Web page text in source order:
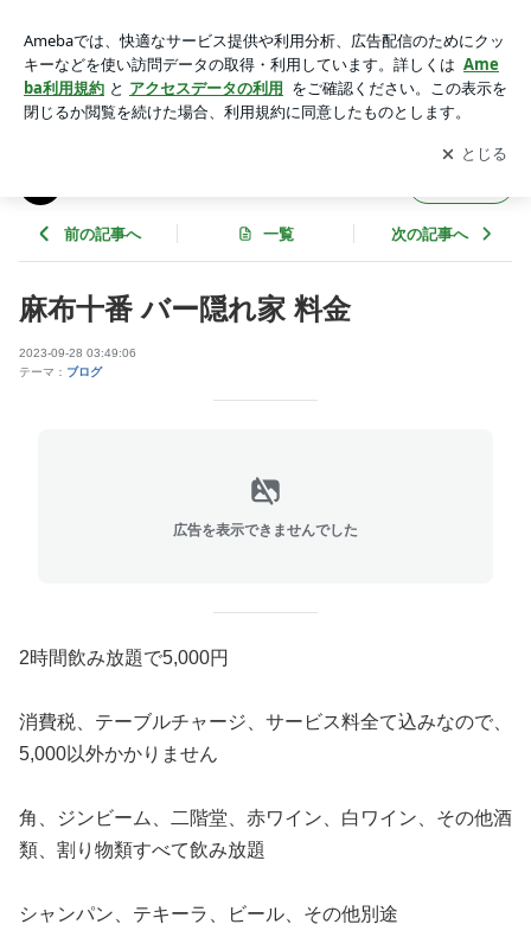
アプリをダウンロードして ブログの更新通知
を受け取りまし
ょう。
開く
前の記事へ 一覧 次の記事へ
麻布十番 バー隠れ家 料金
2023-09-28 03:49:06
テーマ： ブログ
広告を表示できませんでした
2時間飲み放題で5,000円
消費税、テーブルチャージ、サービス料全て込みなので、
5,000以外かかりません
角、ジンビーム、二階堂、赤ワイン、白ワイン、その他酒
類、割り物類すべて飲み放題
シャンパン、テキーラ、ビール、その他別途